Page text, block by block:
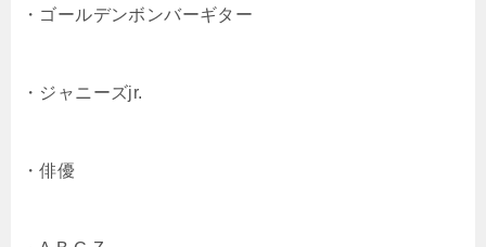
・ゴールデンボンバーギター
・ジャニーズjr.
・俳優